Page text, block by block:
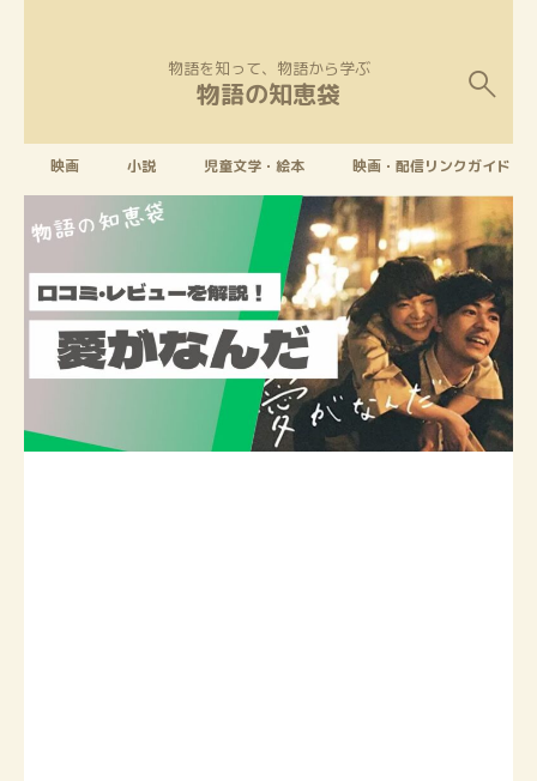
物語を知って、物語から学ぶ
物語の知恵袋
映画 小説 児童文学・絵本 映画・配信リンクガイド